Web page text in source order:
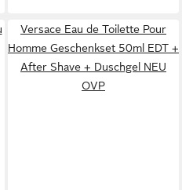
Versace Eau de Toilette Pour
Homme Geschenkset 50ml EDT +
After Shave + Duschgel NEU
OVP